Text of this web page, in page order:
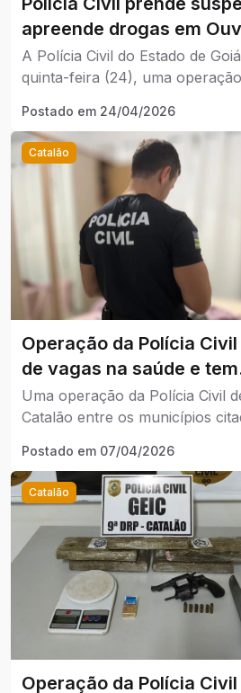
apreende drogas em
A Polícia Civil do Estado de
quinta-feira (24), uma
tráfico de drogas, em Ouvidor.
Postado em 24/04/2026
Catalão
Operação da Polícia
de vagas na saúde e tem
desdobramentos em
Uma operação da Polícia Civil
Catalão entre os municípios
irregular de vagas no sistema
Postado em 07/04/2026
Catalão
Operação da Polícia